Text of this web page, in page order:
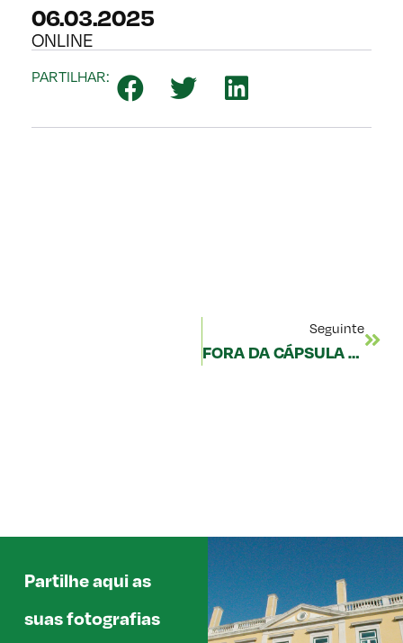
06.03.2025
ONLINE
PARTILHAR:
Seguinte
FORA DA CÁPSULA #1 – MARTA TEMIDO: «A PANDEMIA NÃO NOS ENSINOU TODAS AS LIÇÕES»
Partilhe aqui as
suas fotografias